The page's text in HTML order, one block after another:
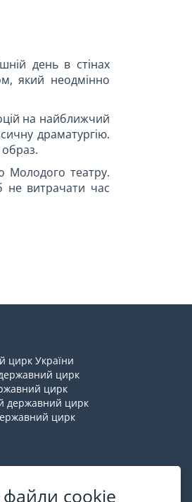
cookie
день в стінах
який неодмінно
на найближчий
драматургію.
образ.
Молодого театру.
не витрачати час
цирк України
цирк
цирк
державний цирк
цирк